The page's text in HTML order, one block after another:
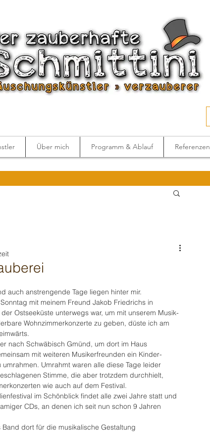
Über mich Programm & Ablauf Referenzen
auch anstrengende Tage liegen hinter mir.
mit meinem Freund Jakob Friedrichs in
Ostseeküste unterwegs war, um mit unserem Musik-
Wohnzimmerkonzerte zu geben, düste ich am
nach Schwäbisch Gmünd, um dort im Haus
mit weiteren Musikerfreunden ein Kinder-
umrahmen. Umrahmt waren alle diese Tage leider
Stimme, die aber trotzdem durchhielt,
wie auch auf dem Festival.
im Schönblick findet alle zwei Jahre statt und
CDs, an denen ich seit nun schon 9 Jahren
dort für die musikalische Gestaltung